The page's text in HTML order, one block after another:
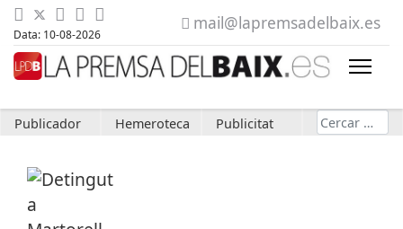
Data: 10-08-2026
mail@lapremsadelbaix.es
Publicador Hemeroteca Publicitat Cerca